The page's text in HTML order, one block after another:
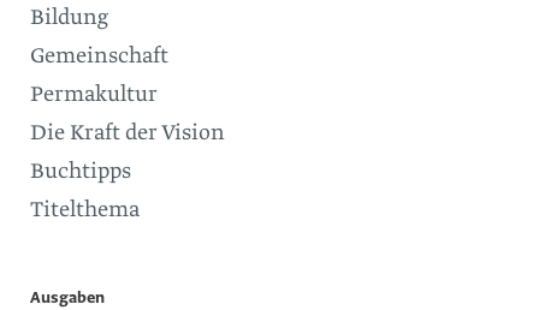
Bildung
Gemeinschaft
Permakultur
Die Kraft der Vision
Buchtipps
Titelthema
Ausgaben